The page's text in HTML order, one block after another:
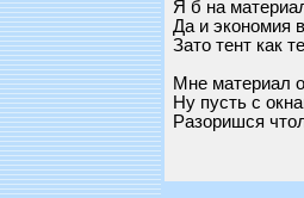
Я б на
Да и экономия
Зато тент как
Мне материал
Ну пусть с
Разоришся